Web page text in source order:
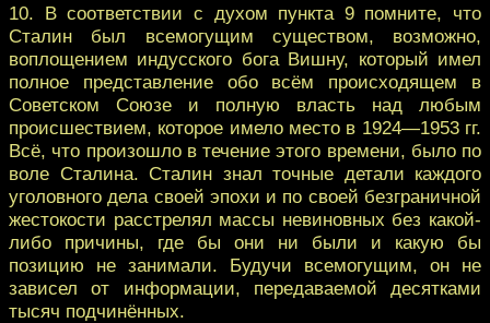
10. В соответствии с духом пункта 9 помните, что
Сталин был всемогущим существом, возможно,
воплощением индусского бога Вишну, который имел
полное представление обо всём происходящем в
Советском Союзе и полную власть над любым
происшествием, которое имело место в 1924—1953 гг.
Всё, что произошло в течение этого времени, было по
воле Сталина. Сталин знал точные детали каждого
уголовного дела своей эпохи и по своей безграничной
жестокости расстрелял массы невиновных без какой-
либо причины, где бы они ни были и какую бы
позицию не занимали. Будучи всемогущим, он не
зависел от информации, передаваемой десятками
тысяч подчинённых.